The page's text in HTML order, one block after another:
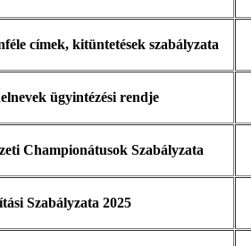
címek, kitüntetések szabályzata
ügyintézési rendje
Championátusok Szabályzata
Szabályzata 2025